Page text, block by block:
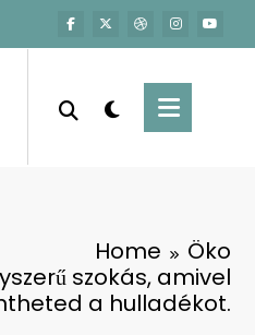
Home
Öko
szokás, amivel
a hulladékot.